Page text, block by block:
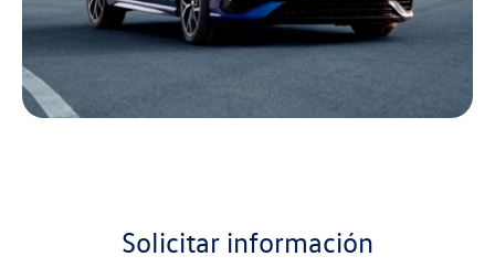
Solicitar información